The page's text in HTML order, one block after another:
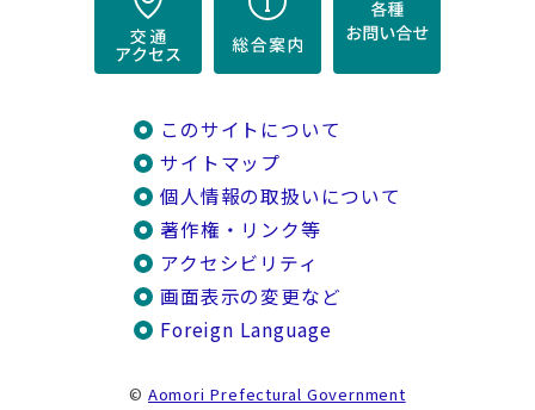
このサイトについて
サイトマップ
個人情報の取扱いについて
著作権・リンク等
アクセシビリティ
画面表示の変更など
Foreign Language
© Aomori Prefectural Government